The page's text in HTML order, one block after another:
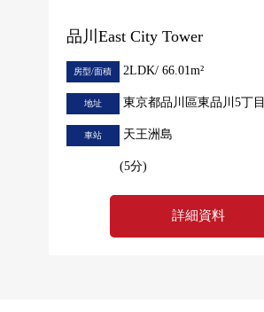
品川East City Tower
房型/面積 2LDK/ 66.01m²
地址 東京都品川區東品川5丁目
車站 天王洲島
(5分)
詳細資料